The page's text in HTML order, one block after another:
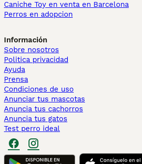
Caniche Toy en venta en Barcelona
Perros en adopcion
Información
Sobre nosotros
Politica privacidad
Ayuda
Prensa
Condiciones de uso
Anunciar tus mascotas
Anuncia tus cachorros
Anuncia tus gatos
Test perro ideal